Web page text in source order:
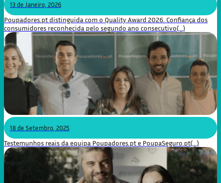
13 de Janeiro, 2026
Poupadores.pt distinguida com o Quality Award 2026. Confiança dos
consumidores reconhecida pelo segundo ano consecutivo(...)
18 de Setembro, 2025
Testemunhos reais da equipa Poupadores.pt e PoupaSeguro.pt(...)